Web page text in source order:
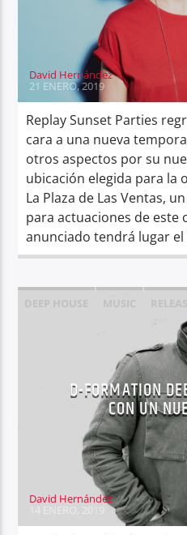
David Hernández
21 ENERO, 2019
Replay Sunset Parties
cara a una nueva
otros aspectos por su
ubicación elegida para la
La Plaza de Las Ventas,
para actuaciones de este
anunciado tendrá lugar
D-FORMATION
CON UN
David Hernández
14 ENERO, 2019